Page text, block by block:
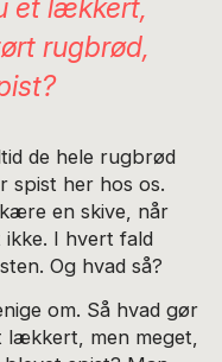
et lækkert,
rugbrød,
de hele rugbrød
spist her hos os.
en skive, når
ikke. I hvert fald
Og hvad så?
om. Så hvad gør
lækkert, men meget,